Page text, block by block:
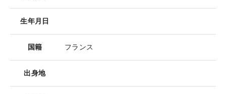
生年月日
国籍 フランス
出身地